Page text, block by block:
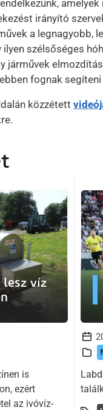
irányító
a legnagyobb,
ilyen szélsőséges
járművek
fognak
közzétett
víz
is
ezért
az ivóvíz-